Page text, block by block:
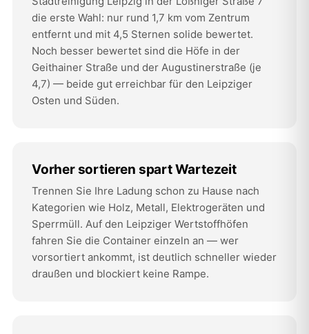
die erste Wahl: nur rund 1,7 km vom Zentrum
entfernt und mit 4,5 Sternen solide bewertet.
Noch besser bewertet sind die Höfe in der
Geithainer Straße und der Augustinerstraße (je
4,7) — beide gut erreichbar für den Leipziger
Osten und Süden.
Vorher sortieren spart Wartezeit
Trennen Sie Ihre Ladung schon zu Hause nach
Kategorien wie Holz, Metall, Elektrogeräten und
Sperrmüll. Auf den Leipziger Wertstoffhöfen
fahren Sie die Container einzeln an — wer
vorsortiert ankommt, ist deutlich schneller wieder
draußen und blockiert keine Rampe.